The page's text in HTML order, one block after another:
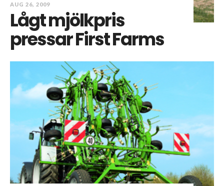
AUG 26, 2009
Lågt mjölkpris
pressar First Farms